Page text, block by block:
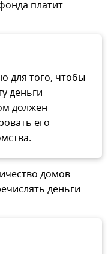
платит
для того, чтобы
деньги
должен
его
домов
деньги